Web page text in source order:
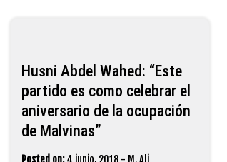
Husni Abdel Wahed: “Este
partido es como celebrar el
aniversario de la ocupación
de Malvinas”
Posted on: 4 junio, 2018 - M. Ali